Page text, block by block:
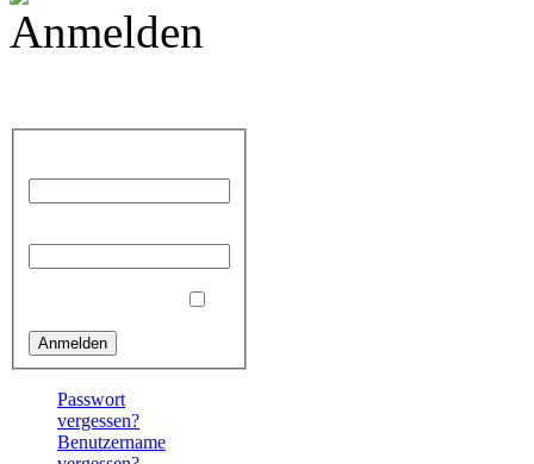
Passwort
vergessen?
Benutzername